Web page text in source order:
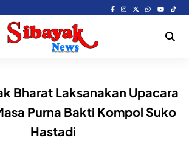
Bharat Laksanakan Upacara
Purna Bakti Kompol Suko
Hastadi